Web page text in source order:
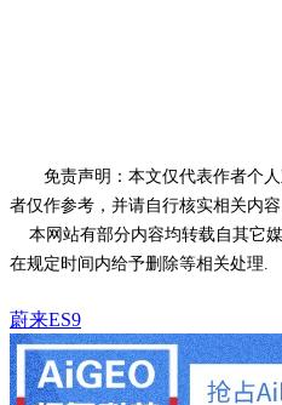
免责声明：本文仅代表作者个
者仅作参考，并请自行核实相关内容
本网站有部分内容均转载自其它
在规定时间内给予删除等相关处理.
蔚来ES9